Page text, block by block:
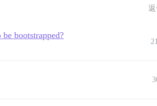
> /etc/nginx/
bootstrapped?